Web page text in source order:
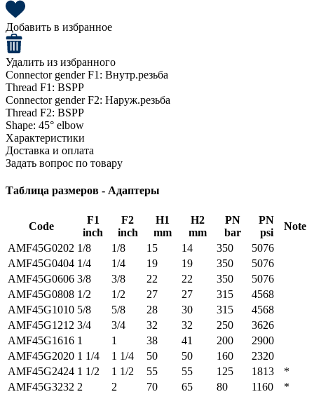
Добавить в избранное
Удалить из избранного
Connector gender F1: Внутр.резьба
Thread F1: BSPP
Connector gender F2: Наруж.резьба
Thread F2: BSPP
Shape: 45° elbow
Характеристики
Доставка и оплата
Задать вопрос по товару
Таблица размеров - Адаптеры
Code
F1
inch
F2
inch
H1
mm
H2
mm
PN
bar
PN
psi
Note
AMF45G0202 1/8 1/8 15 14 350
5076
AMF45G0404 1/4 1/4 19 19 350
5076
AMF45G0606 3/8 3/8 22 22 350
5076
AMF45G0808 1/2 1/2 27 27 315
4568
AMF45G1010 5/8 5/8 28 30 315
4568
AMF45G1212 3/4 3/4 32 32 250
3626
AMF45G1616 1 1 38 41 200
2900
AMF45G2020 1 1/4 1 1/4 50 50 160
2320
AMF45G2424 1 1/2 1 1/2 55 55 125 1813
*
AMF45G3232 2 2 70 65 80 1160 *